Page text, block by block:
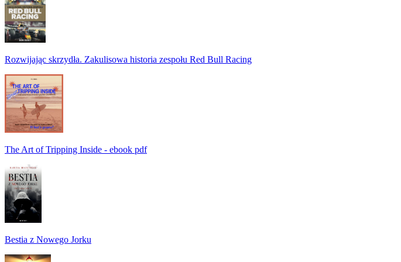
Rozwijając skrzydła. Zakulisowa historia zespołu Red Bull Racing
The Art of Tripping Inside - ebook pdf
Bestia z Nowego Jorku